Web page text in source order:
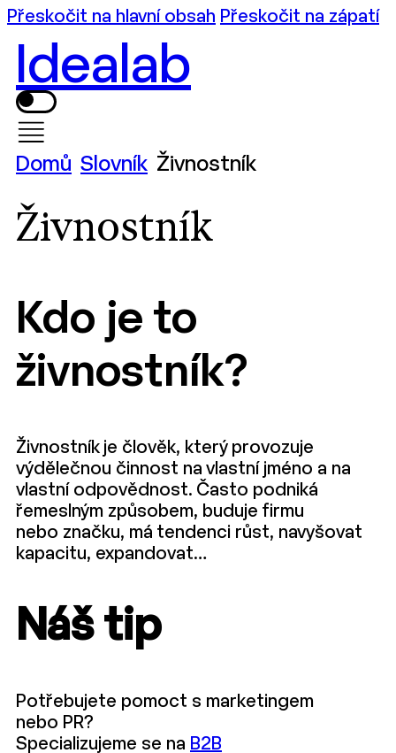
Přeskočit na hlavní obsah Přeskočit na zápatí
Idealab
Domů Slovník Živnostník
Živnostník
Kdo je to
živnostník?
Živnostník je člověk, který provozuje
výdělečnou činnost na vlastní jméno a na
vlastní odpovědnost. Často podniká
řemeslným způsobem, buduje firmu
nebo značku, má tendenci růst, navyšovat
kapacitu, expandovat…
Náš tip
Potřebujete pomoct s marketingem
nebo PR?
Specializujeme se na B2B